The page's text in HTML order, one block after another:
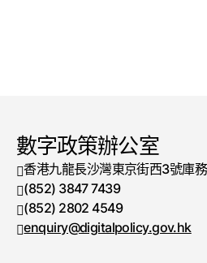
數字政策辦公室
香港九龍長沙灣東京街西3號庫
電話號碼
(852) 3847 7439
傳真號碼
(852) 2802 4549
enquiry@digitalpolicy.gov.hk